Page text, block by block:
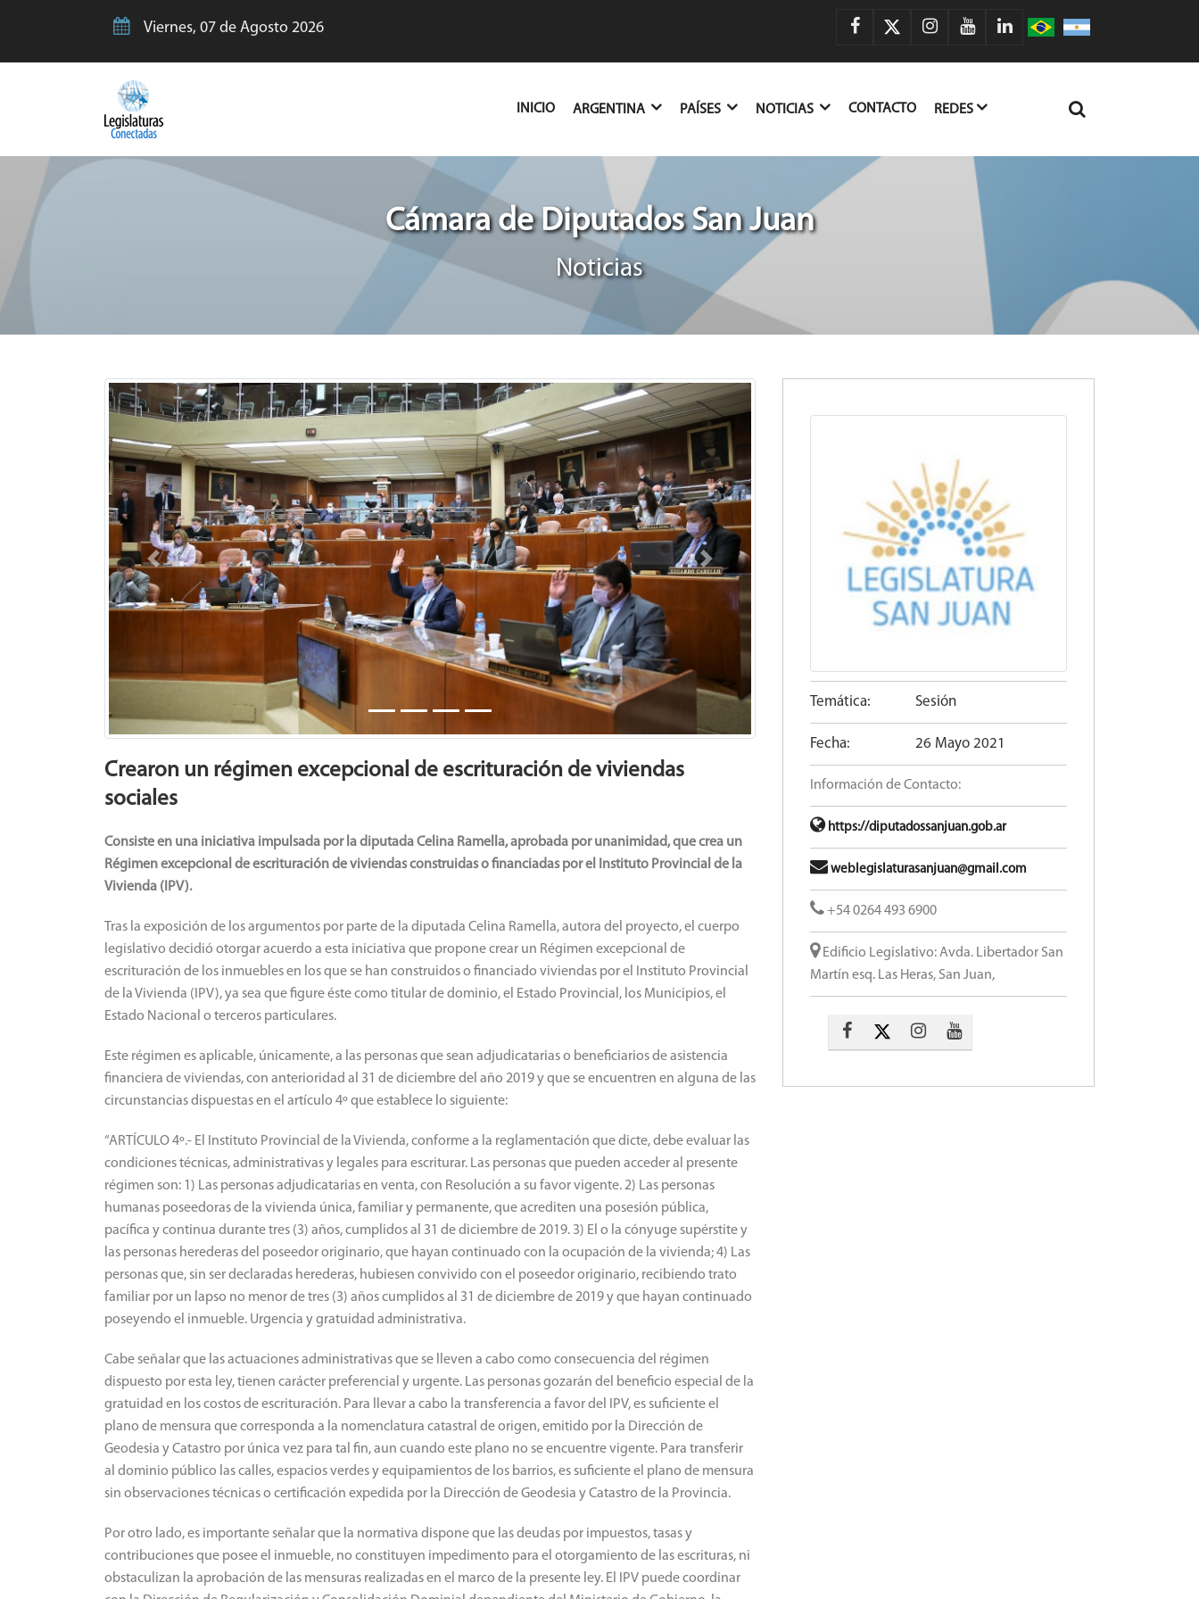
Viernes, 07 de Agosto 2026
INICIO(CURRENT)
ARGENTINA PAÍSES NOTICIAS CONTACTO REDES
Cámara de Diputados San Juan
Noticias
Previous Next
Crearon un régimen excepcional de escrituración de viviendas
Consiste en una iniciativa impulsada por la diputada Celina Ramella, aprobada por unanimidad, que crea un
Régimen excepcional de escrituración de viviendas construidas o financiadas por el Instituto Provincial de la
Tras la exposición de los argumentos por parte de la diputada Celina Ramella, autora del proyecto, el cuerpo
legislativo decidió otorgar acuerdo a esta iniciativa que propone crear un Régimen excepcional de
escrituración de los inmuebles en los que se han construidos o financiado viviendas por el Instituto Provincial
de la Vivienda (IPV), ya sea que figure éste como titular de dominio, el Estado Provincial, los Municipios, el
Este régimen es aplicable, únicamente, a las personas que sean adjudicatarias o beneficiarios de asistencia
financiera de viviendas, con anterioridad al 31 de diciembre del año 2019 y que se encuentren en alguna de las
“ARTÍCULO 4º.- El Instituto Provincial de la Vivienda, conforme a la reglamentación que dicte, debe evaluar las
condiciones técnicas, administrativas y legales para escriturar. Las personas que pueden acceder al presente
régimen son: 1) Las personas adjudicatarias en venta, con Resolución a su favor vigente. 2) Las personas
humanas poseedoras de la vivienda única, familiar y permanente, que acrediten una posesión pública,
pacífica y continua durante tres (3) años, cumplidos al 31 de diciembre de 2019. 3) El o la cónyuge supérstite y
las personas herederas del poseedor originario, que hayan continuado con la ocupación de la vivienda; 4) Las
personas que, sin ser declaradas herederas, hubiesen convivido con el poseedor originario, recibiendo trato
familiar por un lapso no menor de tres (3) años cumplidos al 31 de diciembre de 2019 y que hayan continuado
Cabe señalar que las actuaciones administrativas que se lleven a cabo como consecuencia del régimen
dispuesto por esta ley, tienen carácter preferencial y urgente. Las personas gozarán del beneficio especial de la
gratuidad en los costos de escrituración. Para llevar a cabo la transferencia a favor del IPV, es suficiente el
plano de mensura que corresponda a la nomenclatura catastral de origen, emitido por la Dirección de
Geodesia y Catastro por única vez para tal fin, aun cuando este plano no se encuentre vigente. Para transferir
al dominio público las calles, espacios verdes y equipamientos de los barrios, es suficiente el plano de mensura
Por otro lado, es importante señalar que la normativa dispone que las deudas por impuestos, tasas y
contribuciones que posee el inmueble, no constituyen impedimento para el otorgamiento de las escrituras, ni
Temática: Sesión
Fecha: 26 Mayo 2021
Información de Contacto:
https://diputadossanjuan.gob.ar
weblegislaturasanjuan@gmail.com
+54 0264 493 6900
Edificio Legislativo: Avda. Libertador San
Martín esq. Las Heras, San Juan,